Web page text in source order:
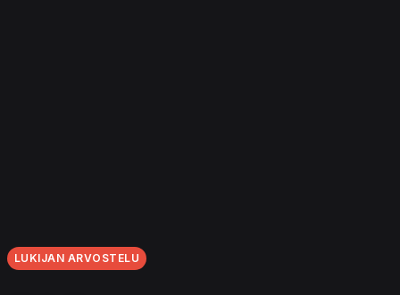
LUKIJAN ARVOSTELU